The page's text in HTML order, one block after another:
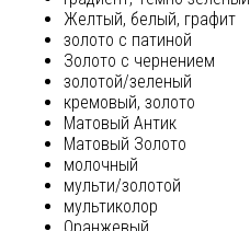
Желтый, белый, графит
золото с патиной
Золото с чернением
золотой/зеленый
кремовый, золото
Матовый Антик
Матовый Золото
молочный
мульти/золотой
мультиколор